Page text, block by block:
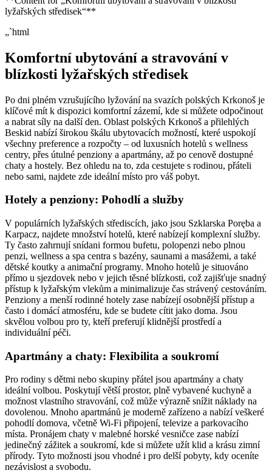
lyžařských středisek“**
„`html
Komfortní ubytování a stravování v
blízkosti lyžařských středisek
Po dni plném vzrušujícího lyžování na svazích polských Krkonoš je
klíčové mít k dispozici komfortní zázemí, kde si můžete odpočinout
a nabrat síly na další den. Oblast polských Krkonoš a přilehlých
Beskid nabízí širokou škálu ubytovacích možností, které uspokojí
všechny preference a rozpočty – od luxusních hotelů s wellness
centry, přes útulné penziony a apartmány, až po cenově dostupné
chaty a hostely. Bez ohledu na to, zda cestujete s rodinou, přáteli
nebo sami, najdete zde ideální místo pro váš pobyt.
Hotely a penziony: Pohodlí a služby
V populárních lyžařských střediscích, jako jsou Szklarska Poręba a
Karpacz, najdete množství hotelů, které nabízejí komplexní služby.
Ty často zahrnují snídani formou bufetu, polopenzi nebo plnou
penzi, wellness a spa centra s bazény, saunami a masážemi, a také
dětské koutky a animační programy. Mnoho hotelů je situováno
přímo u sjezdovek nebo v jejich těsné blízkosti, což zajišťuje snadný
přístup k lyžařským vlekům a minimalizuje čas strávený cestováním.
Penziony a menší rodinné hotely zase nabízejí osobnější přístup a
často i domácí atmosféru, kde se budete cítit jako doma. Jsou
skvělou volbou pro ty, kteří preferují klidnější prostředí a
individuální péči.
Apartmány a chaty: Flexibilita a soukromí
Pro rodiny s dětmi nebo skupiny přátel jsou apartmány a chaty
ideální volbou. Poskytují větší prostor, plně vybavené kuchyně a
možnost vlastního stravování, což může výrazně snížit náklady na
dovolenou. Mnoho apartmánů je moderně zařízeno a nabízí veškeré
pohodlí domova, včetně Wi-Fi připojení, televize a parkovacího
místa. Pronájem chaty v malebné horské vesničce zase nabízí
jedinečný zážitek a soukromí, kde si můžete užít klid a krásu zimní
přírody. Tyto možnosti jsou vhodné i pro delší pobyty, kdy oceníte
nezávislost a svobodu.